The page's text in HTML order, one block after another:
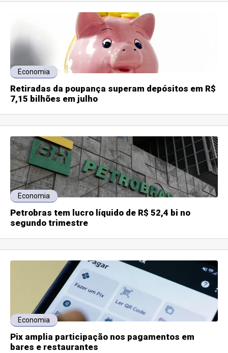
Economia
Retiradas da poupança superam depósitos em R$
7,15 bilhões em julho
Economia
Petrobras tem lucro líquido de R$ 52,4 bi no
segundo trimestre
Economia
Pix amplia participação nos pagamentos em
bares e restaurantes